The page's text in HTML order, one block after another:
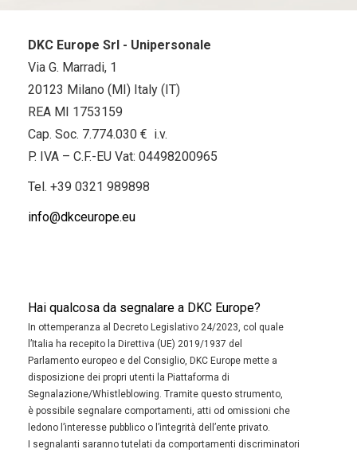
DKC Europe Srl - Unipersonale
Via G. Marradi, 1
20123 Milano (MI) Italy (IT)
REA MI 1753159
Cap. Soc. 7.774.030 € i.v.
P. IVA – C.F.-EU Vat: 04498200965
Tel. +39 0321 989898
info@dkceurope.eu
Hai qualcosa da segnalare a DKC Europe?
In ottemperanza al Decreto Legislativo 24/2023, col quale
l’Italia ha recepito la Direttiva (UE) 2019/1937 del
Parlamento europeo e del Consiglio, DKC Europe mette a
disposizione dei propri utenti la Piattaforma di
Segnalazione/Whistleblowing. Tramite questo strumento,
è possibile segnalare comportamenti, atti od omissioni che
ledono l’interesse pubblico o l’integrità dell’ente privato.
I segnalanti saranno tutelati da comportamenti discriminatori